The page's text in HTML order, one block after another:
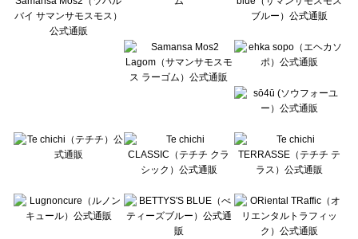
BETTY'S BLUE（べティーズブルー）のスニーカー一覧
Wpc.（ワールドパーティー）のスニーカー一覧